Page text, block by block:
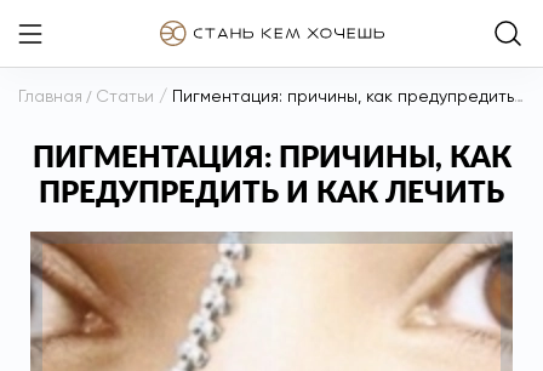
Главная / Статьи / Пигментация: причины, как предупредить и как лечить
ПИГМЕНТАЦИЯ: ПРИЧИНЫ, КАК
ПРЕДУПРЕДИТЬ И КАК ЛЕЧИТЬ